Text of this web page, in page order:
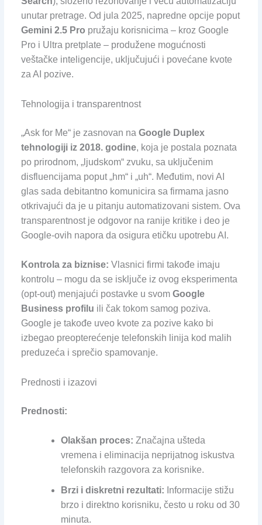
unutar pretrage. Od jula 2025, napredne opcije poput
Gemini 2.5 Pro pružaju korisnicima – kroz Google
Pro i Ultra pretplate – produžene mogućnosti
veštačke inteligencije, uključujući i povećane kvote
za AI pozive.
Tehnologija i transparentnost
„Ask for Me“ je zasnovan na Google Duplex
tehnologiji iz 2018. godine, koja je postala poznata
po prirodnom, „ljudskom“ zvuku, sa uključenim
disfluencijama poput „hm“ i „uh“. Međutim, novi AI
glas sada debitantno komunicira sa firmama jasno
otkrivajući da je u pitanju automatizovani sistem. Ova
transparentnost je odgovor na ranije kritike i deo je
Google-ovih napora da osigura etičku upotrebu AI.
Kontrola za biznise: Vlasnici firmi takođe imaju
kontrolu – mogu da se isključe iz ovog eksperimenta
(opt-out) menjajući postavke u svom Google
Business profilu ili čak tokom samog poziva.
Google je takođe uveo kvote za pozive kako bi
izbegao preopterećenje telefonskih linija kod malih
preduzeća i sprečio spamovanje.
Prednosti i izazovi
Prednosti:
Olakšan proces: Značajna ušteda
vremena i eliminacija neprijatnog iskustva
telefonskih razgovora za korisnike.
Brzi i diskretni rezultati: Informacije stižu
brzo i direktno korisniku, često u roku od 30
minuta.